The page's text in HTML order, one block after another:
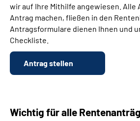
wir auf Ihre Mithilfe angewiesen. Alle
Antrag machen, fließen in den
Antragsformulare dienen Ihnen und
Checkliste.
Antrag stellen
Wichtig für alle